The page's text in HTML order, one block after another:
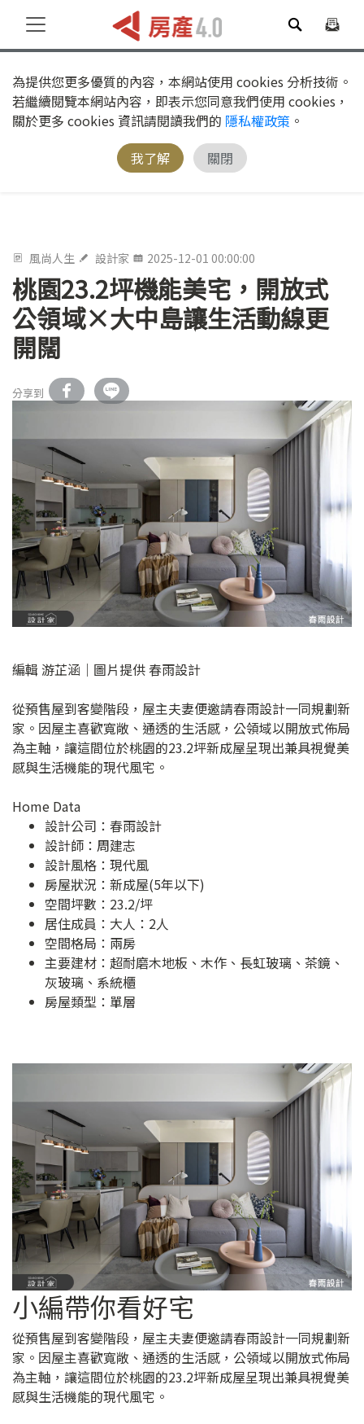
為提供您更多優質的內容，本網站使用 cookies 分析技術。
若繼續閱覽本網站內容，即表示您同意我們使用 cookies，
關於更多 cookies 資訊請閱讀我們的 隱私權政策 。
我了解
關閉
風尚人生 設計家 2025-12-01 00:00:00
桃園23.2坪機能美宅，開放式
公領域×大中島讓生活動線更
開闊
分享到
編輯 游芷涵｜圖片提供 春雨設計
從預售屋到客變階段，屋主夫妻便邀請春雨設計一同規劃新
家。因屋主喜歡寬敞、通透的生活感，公領域以開放式佈局
為主軸，讓這間位於桃園的23.2坪新成屋呈現出兼具視覺美
感與生活機能的現代風宅。
Home Data
設計公司： 春雨設計
設計師：周建志
設計風格：現代風
房屋狀況：新成屋(5年以下)
空間坪數：23.2/坪
居住成員：大人：2人
空間格局：兩房
主要建材：超耐磨木地板、木作、長虹玻璃、茶鏡、
灰玻璃、系統櫃
房屋類型：單層
小編帶你看好宅
從預售屋到客變階段，屋主夫妻便邀請春雨設計一同規劃新
家。因屋主喜歡寬敞、通透的生活感，公領域以開放式佈局
為主軸，讓這間位於桃園的23.2坪新成屋呈現出兼具視覺美
感與生活機能的現代風宅。